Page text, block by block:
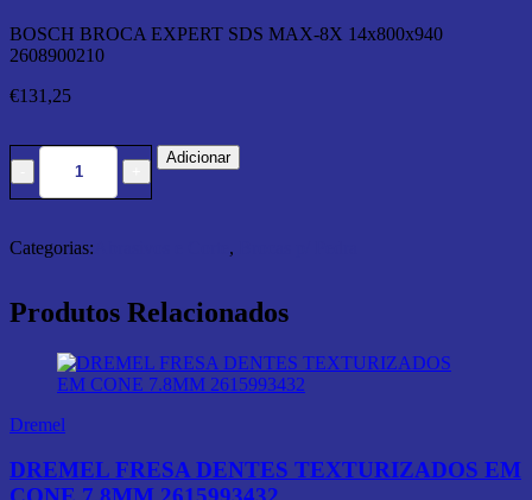
BOSCH BROCA EXPERT SDS MAX-8X 14x800x940
2608900210
€131,25
Adicionar
Categorias: ,
Produtos Relacionados
Dremel
DREMEL FRESA DENTES TEXTURIZADOS EM